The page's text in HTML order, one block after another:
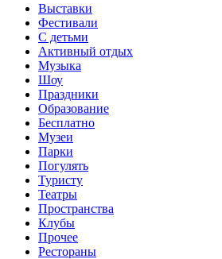
Выставки
Фестивали
С детьми
Активный отдых
Музыка
Шоу
Праздники
Образование
Бесплатно
Музеи
Парки
Погулять
Туристу
Театры
Пространства
Клубы
Прочее
Рестораны